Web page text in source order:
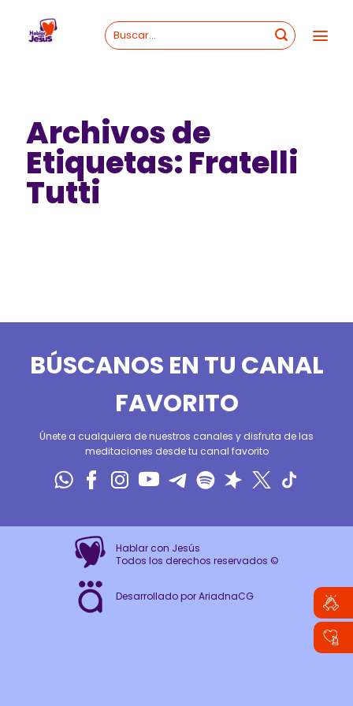
content
Archivos de
Etiquetas:Fratelli
Tutti
BÚSCANOS EN TU CANAL
FAVORITO
Únete a cualquiera de nuestros canales y disfruta de las
meditaciones desde tu canal favorito
Hablar con Jesús
Todos los derechos reservados ©
Desarrollado por AriadnaCG